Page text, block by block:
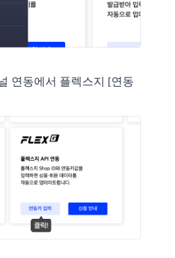
연동에서 플렉스지 [연동